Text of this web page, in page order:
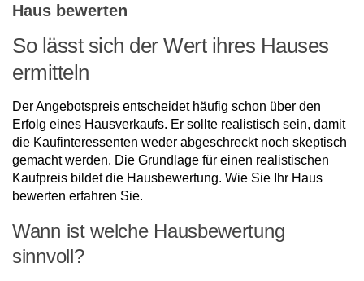
Haus bewerten
So lässt sich der Wert ihres Hauses
ermitteln
Der Angebotspreis entscheidet häufig schon über den
Erfolg eines Hausverkaufs. Er sollte realistisch sein, damit
die Kaufinteressenten weder abgeschreckt noch skeptisch
gemacht werden. Die Grundlage für einen realistischen
Kaufpreis bildet die Hausbewertung. Wie Sie Ihr Haus
bewerten erfahren Sie.
Wann ist welche Hausbewertung
sinnvoll?